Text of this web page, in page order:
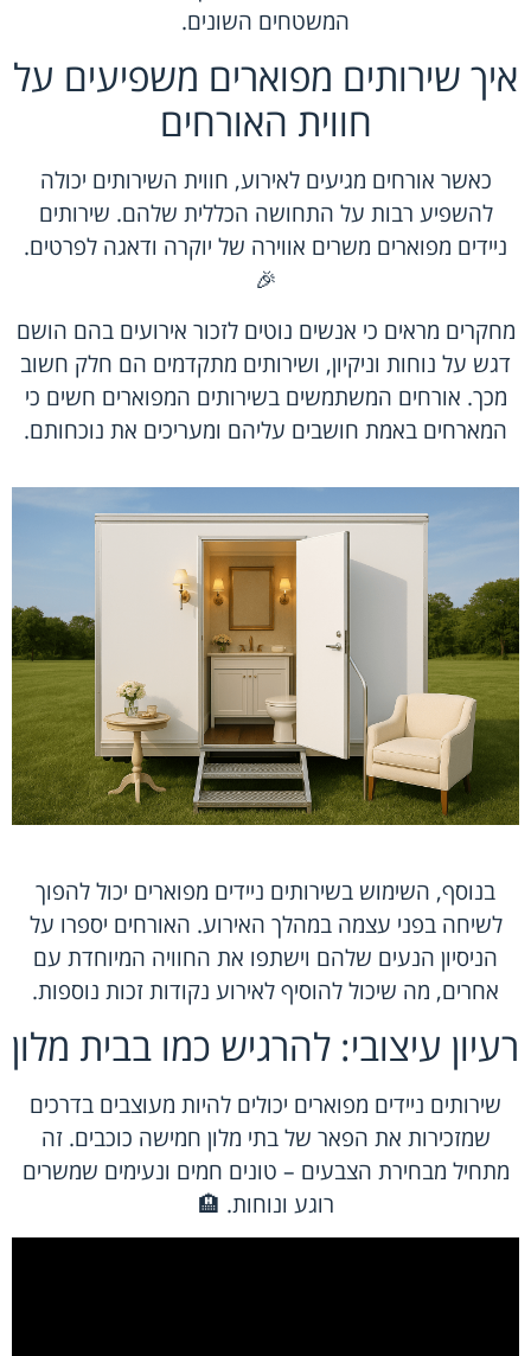
המשטחים השונים.
איך שירותים מפוארים משפיעים על
חווית האורחים
כאשר אורחים מגיעים לאירוע, חווית השירותים יכולה
להשפיע רבות על התחושה הכללית שלהם. שירותים
ניידים מפוארים משרים אווירה של יוקרה ודאגה לפרטים.
🎉
מחקרים מראים כי אנשים נוטים לזכור אירועים בהם הושם
דגש על נוחות וניקיון, ושירותים מתקדמים הם חלק חשוב
מכך. אורחים המשתמשים בשירותים המפוארים חשים כי
המארחים באמת חושבים עליהם ומעריכים את נוכחותם.
בנוסף, השימוש בשירותים ניידים מפוארים יכול להפוך
לשיחה בפני עצמה במהלך האירוע. האורחים יספרו על
הניסיון הנעים שלהם וישתפו את החוויה המיוחדת עם
אחרים, מה שיכול להוסיף לאירוע נקודות זכות נוספות.
רעיון עיצובי: להרגיש כמו בבית מלון
שירותים ניידים מפוארים יכולים להיות מעוצבים בדרכים
שמזכירות את הפאר של בתי מלון חמישה כוכבים. זה
מתחיל מבחירת הצבעים – טונים חמים ונעימים שמשרים
רוגע ונוחות. 🏨